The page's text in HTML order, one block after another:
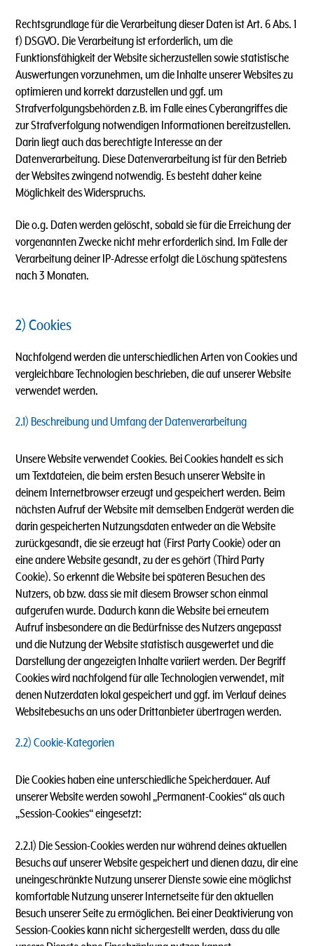
Rechtsgrundlage für die Verarbeitung dieser Daten ist Art. 6 Abs. 1
f) DSGVO. Die Verarbeitung ist erforderlich, um die
Funktionsfähigkeit der Website sicherzustellen sowie statistische
Auswertungen vorzunehmen, um die Inhalte unserer Websites zu
optimieren und korrekt darzustellen und ggf. um
Strafverfolgungsbehörden z.B. im Falle eines Cyberangriffes die
zur Strafverfolgung notwendigen Informationen bereitzustellen.
Darin liegt auch das berechtigte Interesse an der
Datenverarbeitung. Diese Datenverarbeitung ist für den Betrieb
der Websites zwingend notwendig. Es besteht daher keine
Möglichkeit des Widerspruchs.
Die o.g. Daten werden gelöscht, sobald sie für die Erreichung der
vorgenannten Zwecke nicht mehr erforderlich sind. Im Falle der
Verarbeitung deiner IP-Adresse erfolgt die Löschung spätestens
nach 3 Monaten.
2) Cookies
Nachfolgend werden die unterschiedlichen Arten von Cookies und
vergleichbare Technologien beschrieben, die auf unserer Website
verwendet werden.
2.1) Beschreibung und Umfang der Datenverarbeitung
Unsere Website verwendet Cookies. Bei Cookies handelt es sich
um Textdateien, die beim ersten Besuch unserer Website in
deinem Internetbrowser erzeugt und gespeichert werden. Beim
nächsten Aufruf der Website mit demselben Endgerät werden die
darin gespeicherten Nutzungsdaten entweder an die Website
zurückgesandt, die sie erzeugt hat (First Party Cookie) oder an
eine andere Website gesandt, zu der es gehört (Third Party
Cookie). So erkennt die Website bei späteren Besuchen des
Nutzers, ob bzw. dass sie mit diesem Browser schon einmal
aufgerufen wurde. Dadurch kann die Website bei erneutem
Aufruf insbesondere an die Bedürfnisse des Nutzers angepasst
und die Nutzung der Website statistisch ausgewertet und die
Darstellung der angezeigten Inhalte variiert werden. Der Begriff
Cookies wird nachfolgend für alle Technologien verwendet, mit
denen Nutzerdaten lokal gespeichert und ggf. im Verlauf deines
Websitebesuchs an uns oder Drittanbieter übertragen werden.
2.2) Cookie-Kategorien
Die Cookies haben eine unterschiedliche Speicherdauer. Auf
unserer Website werden sowohl „Permanent-Cookies“ als auch
„Session-Cookies“ eingesetzt:
2.2.1) Die Session-Cookies werden nur während deines aktuellen
Besuchs auf unserer Website gespeichert und dienen dazu, dir eine
uneingeschränkte Nutzung unserer Dienste sowie eine möglichst
komfortable Nutzung unserer Internetseite für den aktuellen
Besuch unserer Seite zu ermöglichen. Bei einer Deaktivierung von
Session-Cookies kann nicht sichergestellt werden, dass du alle